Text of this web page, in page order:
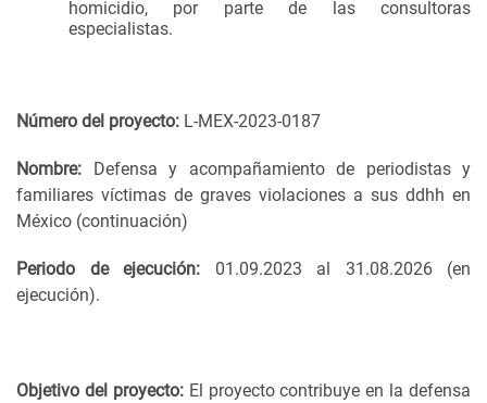
homicidio, por parte de las consultoras
especialistas.
Número del proyecto: L-MEX-2023-0187
Nombre:
Defensa y acompañamiento de periodistas y
familiares víctimas de graves violaciones a sus ddhh en
México (continuación)
Periodo de ejecución: 01.09.2023 al 31.08.2026 (en
ejecución).
Objetivo del proyecto: El proyecto contribuye en la defensa